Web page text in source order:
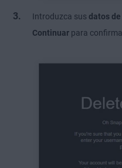
Introduzca sus datos
Continuar para